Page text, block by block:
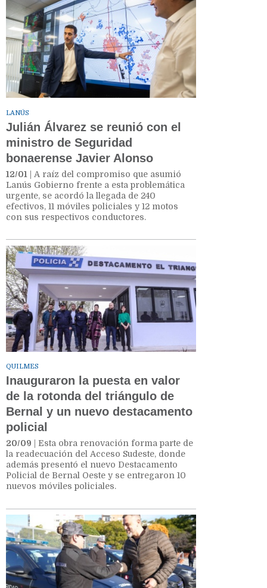
LANÚS
Julián Álvarez se reunió con el
ministro de Seguridad
bonaerense Javier Alonso
12/01 | A raíz del compromiso que asumió
Lanús Gobierno frente a esta problemática
urgente, se acordó la llegada de 240
efectivos, 11 móviles policiales y 12 motos
con sus respectivos conductores.
QUILMES
Inauguraron la puesta en valor
de la rotonda del triángulo de
Bernal y un nuevo destacamento
policial
20/09 | Esta obra renovación forma parte de
la readecuación del Acceso Sudeste, donde
además presentó el nuevo Destacamento
Policial de Bernal Oeste y se entregaron 10
nuevos móviles policiales.